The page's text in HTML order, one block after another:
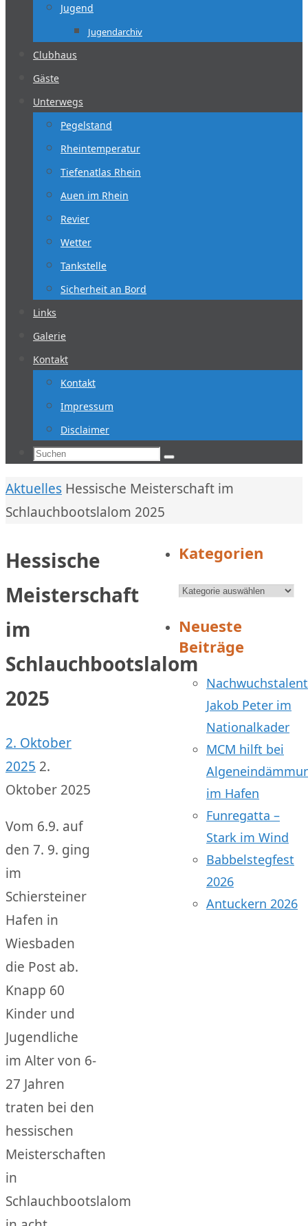
Jugend
Jugendarchiv
Clubhaus
Gäste
Unterwegs
Pegelstand
Rheintemperatur
Tiefenatlas Rhein
Auen im Rhein
Revier
Wetter
Tankstelle
Sicherheit an Bord
Links
Galerie
Kontakt
Kontakt
Impressum
Disclaimer
Suchen
Suchen
Start
Aktuelles Hessische Meisterschaft im
Schlauchbootslalom 2025
Hessische
Meisterschaft
im
Schlauchbootslalom
2025
2. Oktober
2025 2.
Oktober 2025
Vom 6.9. auf
den 7. 9. ging
im
Schiersteiner
Hafen in
Wiesbaden
die Post ab.
Knapp 60
Kinder und
Jugendliche
im Alter von 6-
27 Jahren
traten bei den
hessischen
Meisterschaften
in
Schlauchbootslalom
Kategorien
Kategorien
Neueste
Beiträge
Nachwuchstalent
Jakob Peter im
Nationalkader
MCM hilft bei
im Hafen
Funregatta –
Stark im Wind
Babbelstegfest
2026
Antuckern 2026